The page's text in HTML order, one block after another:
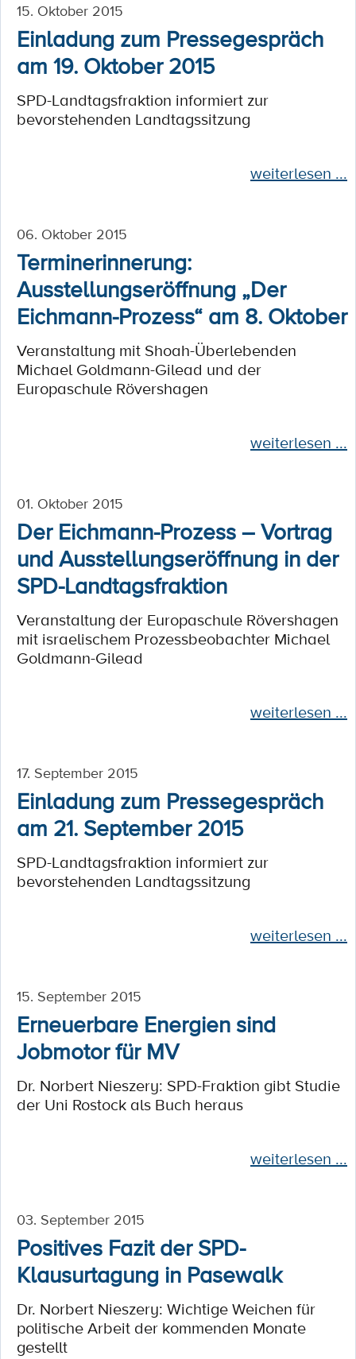
15. Oktober 2015
Einladung zum Pressegespräch
am 19. Oktober 2015
SPD-Landtagsfraktion informiert zur
bevorstehenden Landtagssitzung
weiterlesen ...
06. Oktober 2015
Terminerinnerung:
Ausstellungseröffnung „Der
Eichmann-Prozess“ am 8. Oktober
Veranstaltung mit Shoah-Überlebenden
Michael Goldmann-Gilead und der
Europaschule Rövershagen
weiterlesen ...
01. Oktober 2015
Der Eichmann-Prozess – Vortrag
und Ausstellungseröffnung in der
SPD-Landtagsfraktion
Veranstaltung der Europaschule Rövershagen
mit israelischem Prozessbeobachter Michael
Goldmann-Gilead
weiterlesen ...
17. September 2015
Einladung zum Pressegespräch
am 21. September 2015
SPD-Landtagsfraktion informiert zur
bevorstehenden Landtagssitzung
weiterlesen ...
15. September 2015
Erneuerbare Energien sind
Jobmotor für MV
Dr. Norbert Nieszery: SPD-Fraktion gibt Studie
der Uni Rostock als Buch heraus
weiterlesen ...
03. September 2015
Positives Fazit der SPD-
Klausurtagung in Pasewalk
Dr. Norbert Nieszery: Wichtige Weichen für
politische Arbeit der kommenden Monate
gestellt